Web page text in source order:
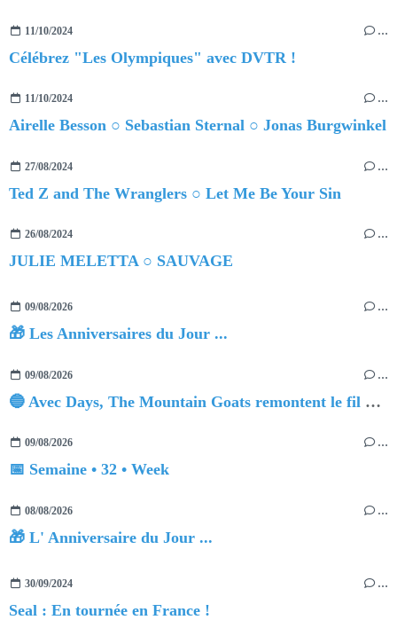
11/10/2024 …
Célébrez "Les Olympiques" avec DVTR !
11/10/2024 …
Airelle Besson ○ Sebastian Sternal ○ Jonas Burgwinkel
27/08/2024 …
Ted Z and The Wranglers ○ Let Me Be Your Sin
26/08/2024 …
JULIE MELETTA ○ SAUVAGE
09/08/2026 …
🎁 Les Anniversaires du Jour ...
09/08/2026 …
🔵 Avec Days, The Mountain Goats remontent le fil du temps
09/08/2026 …
📅 Semaine • 32 • Week
08/08/2026 …
🎁 L' Anniversaire du Jour ...
30/09/2024 …
Seal : En tournée en France !